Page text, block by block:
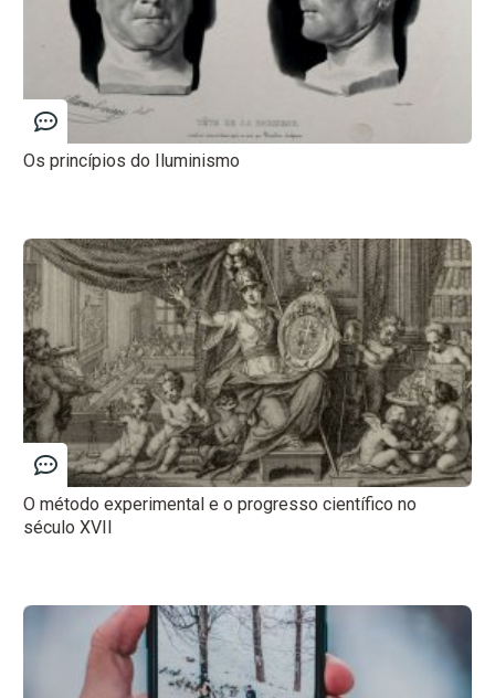
Os princípios do Iluminismo
O método experimental e o progresso científico no
século XVII